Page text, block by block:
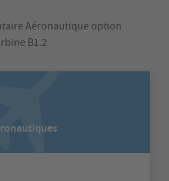
Aéronautique option
B1.2